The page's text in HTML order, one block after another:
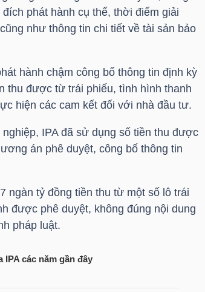
phát hành cụ thể, thời điểm giải
như thông tin chi tiết về tài sản bảo
hành chậm công bố thông tin định kỳ
thu được từ trái phiếu, tình hình thanh
hiện các cam kết đối với nhà đầu tư.
IPAđã sử dụng số tiền thu được
án phê duyệt, công bố thông tin
ngàn tỷ đồng tiền thu từ một số lô trái
được phê duyệt, không đúng nội dung
pháp luật.
IPAcác năm gần đây